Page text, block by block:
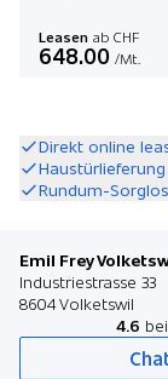
Leasen ab CHF
648.00 /Mt.
Direkt online
Rundum-
Emil Frey
Industriestrasse 33
8604 Volketswil
4.6